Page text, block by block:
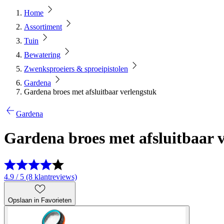
Home
Assortiment
Tuin
Bewatering
Zwenksproeiers & sproeipistolen
Gardena
Gardena broes met afsluitbaar verlengstuk
Gardena
Gardena broes met afsluitbaar
4.9 / 5 (8 klantreviews)
Opslaan in Favorieten